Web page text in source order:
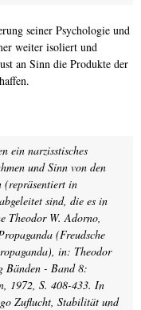
seiner Psychologie und
weiter isoliert und
an Sinn die Produkte der
ein narzisstisches
und Sinn von den
(repräsentiert in
sind, die es in
Theodor W. Adorno,
(Freudsche
in: Theodor
Bänden - Band 8:
1972, S. 408-433. In
Zuflucht, Stabilität und